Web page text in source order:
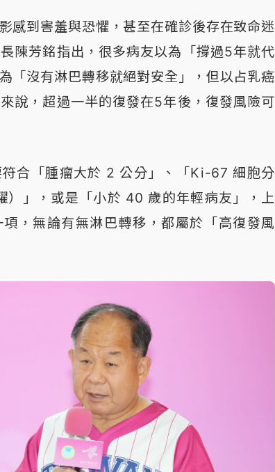
感到害羞與恐懼，甚至在確診後存在致命迷
陳芳銘指出，很多病友以為「撐過5年就代
「沒有淋巴轉移就絕對安全」，但以占乳癌
說，超過一半的復發在5年後，復發風險可
合「腫瘤大於 2 公分」、「Ki-67 細胞分
）」，或是「小於 40 歲的年輕病友」，上
，無論有無淋巴轉移，都屬於「高復發風